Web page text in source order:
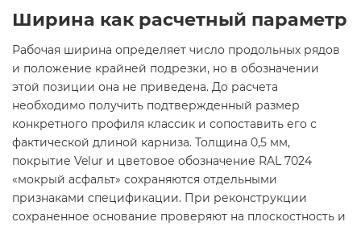
Ширина как расчетный параметр
Рабочая ширина определяет число продольных рядов
и положение крайней подрезки, но в обозначении
этой позиции она не приведена. До расчета
необходимо получить подтвержденный размер
конкретного профиля классик и сопоставить его с
фактической длиной карниза. Толщина 0,5 мм,
покрытие Velur и цветовое обозначение RAL 7024
«мокрый асфальт» сохраняются отдельными
признаками спецификации. При реконструкции
сохраненное основание проверяют на плоскостность и